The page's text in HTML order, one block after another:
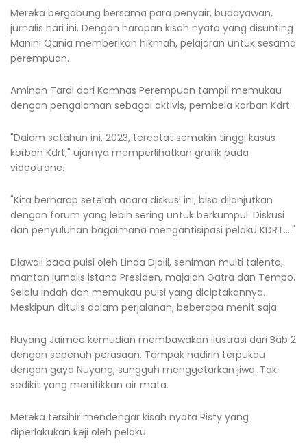
Mereka bergabung bersama para penyair, budayawan,
jurnalis hari ini. Dengan harapan kisah nyata yang disunting
Manini Qania memberikan hikmah, pelajaran untuk sesama
perempuan.
Aminah Tardi dari Komnas Perempuan tampil memukau
dengan pengalaman sebagai aktivis, pembela korban Kdrt.
"Dalam setahun ini, 2023, tercatat semakin tinggi kasus
korban Kdrt," ujarnya memperlihatkan grafik pada
videotrone.
"Kita berharap setelah acara diskusi ini, bisa dilanjutkan
dengan forum yang lebih sering untuk berkumpul. Diskusi
dan penyuluhan bagaimana mengantisipasi pelaku KDRT...."
Diawali baca puisi oleh Linda Djalil, seniman multi talenta,
mantan jurnalis istana Presiden, majalah Gatra dan Tempo.
Selalu indah dan memukau puisi yang diciptakannya.
Meskipun ditulis dalam perjalanan, beberapa menit saja.
Nuyang Jaimee kemudian membawakan ilustrasi dari Bab 2
dengan sepenuh perasaan. Tampak hadirin terpukau
dengan gaya Nuyang, sungguh menggetarkan jiwa. Tak
sedikit yang menitikkan air mata.
Mereka tersihiŕ mendengar kisah nyata Risty yang
diperlakukan keji oleh pelaku.